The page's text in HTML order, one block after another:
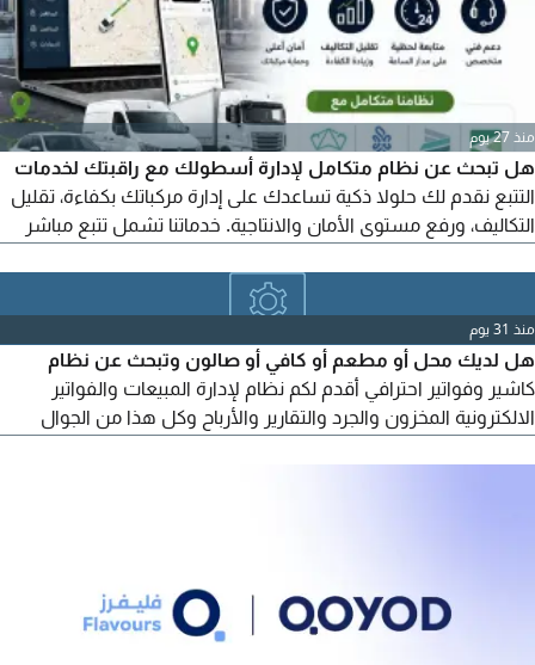
منذ 27 يوم
هل تبحث عن نظام متكامل لإدارة أسطولك مع راقبتك لخدمات
التتبع نقدم لك حلولا ذكية تساعدك على إدارة مركباتك بكفاءة، تقليل
التكاليف، ورفع مستوى الأمان والانتاجية. خدماتنا تشمل تتبع مباشر
تحكم متكاملة. متابعة مواقع المركبات وسجل الرحلات والسرعات.
تنبيهات فورية للحركة، التوقف، وتجاوز السرعة. إدارة السائقين
منذ 31 يوم
هل لديك محل أو مطعم أو كافي أو صالون وتبحث عن نظام
كاشير وفواتير احترافي أقدم لكم نظام لإدارة المبيعات والفواتير
الالكترونية المخزون والجرد والتقارير والأرباح وكل هذا من الجوال